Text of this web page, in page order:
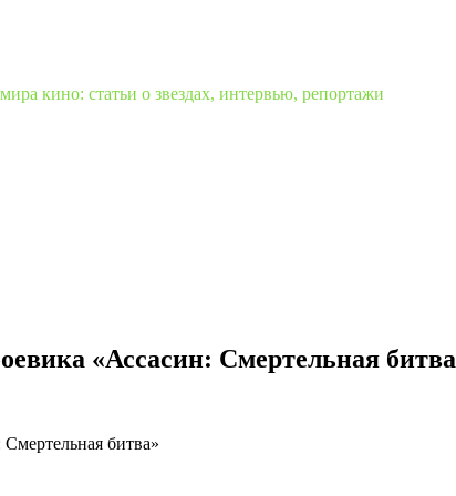
кино: статьи о звездах, интервью, репортажи
«Ассасин: Смертельная